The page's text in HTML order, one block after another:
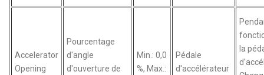
Accelerator
Opening
Pourcentage
d'angle
d'ouverture de
Min.: 0,0
%, Max.:
Pédale
d'accélérateur
la